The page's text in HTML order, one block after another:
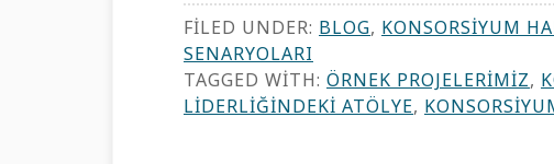
FILED UNDER: BLOG, KONSORSIYUM
SENARYOLARI
TAGGED WITH: ÖRNEK PROJELERIMIZ,
LIDERLIĞINDEKI ATÖLYE,